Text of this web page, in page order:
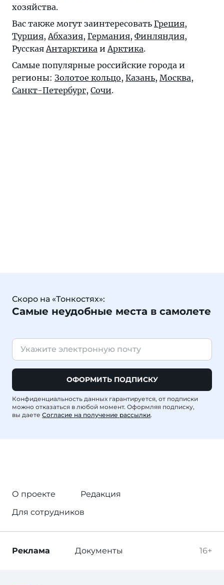
хозяйства.
Вас также могут заинтересовать Греция,
Турция, Абхазия, Германия, Финляндия,
Русская Антарктика и Арктика.
Самые популярные российские города и
регионы: Золотое кольцо, Казань, Москва,
Санкт-Петербург, Сочи.
Скоро на «Тонкостях»:
Самые неудобные места в самолете
ОФОРМИТЬ ПОДПИСКУ
Конфиденциальность данных гарантируется, от подписки
можно отказаться в любой момент. Оформляя подписку,
вы даете Согласие на получение рассылки.
О проекте
Редакция
Для сотрудников
16+
Реклама Документы